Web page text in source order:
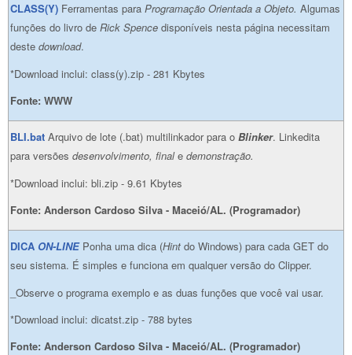
CLASS(Y) Ferramentas para Programação Orientada a Objeto. Algumas
funções do livro de Rick Spence disponíveis nesta página necessitam
deste download.
*Download inclui: class(y).zip - 281 Kbytes
Fonte: WWW
BLI.bat Arquivo de lote (.bat) multilinkador para o Blinker. Linkedita
para versões desenvolvimento, finale demonstração.
*Download inclui: bli.zip - 9.61 Kbytes
Fonte: Anderson Cardoso Silva - Maceió/AL. (Programador)
DICA ON-LINE Ponha uma dica (Hint do Windows) para cada GET do
seu sistema. É simples e funciona em qualquer versão do Clipper.
_Observe o programa exemplo e as duas funções que você vai usar.
*Download inclui: dicatst.zip - 788 bytes
Fonte: Anderson Cardoso Silva - Maceió/AL. (Programador)